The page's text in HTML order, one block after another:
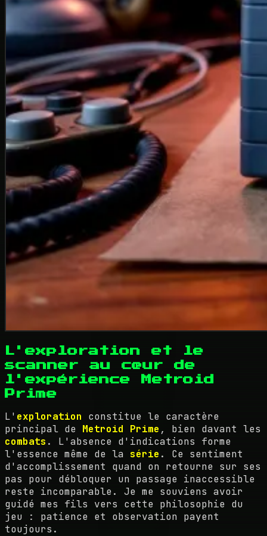
L'exploration et le
scanner au cœur de
l'expérience Metroid
Prime
L' exploration constitue le caractère
principal de Metroid Prime , bien davant les
combats . L'absence d'indications forme
l'essence même de la série . Ce sentiment
d'accomplissement quand on retourne sur ses
pas pour débloquer un passage inaccessible
reste incomparable. Je me souviens avoir
guidé mes fils vers cette philosophie du
jeu : patience et observation payent
toujours.